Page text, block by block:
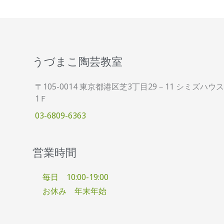
うづまこ陶芸教室
〒105-0014 東京都港区芝3丁目29－11 シミズハウス
1Ｆ
03-6809-6363
営業時間
毎日 10:00-19:00
お休み 年末年始